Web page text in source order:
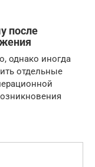
после
однако иногда
отдельные